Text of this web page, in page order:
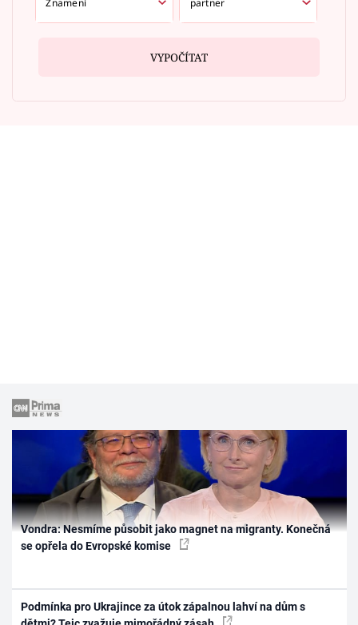
VYPOČÍTAT
Vondra: Nesmíme působit jako magnet na migranty. Konečná
se opřela do Evropské komise
Podmínka pro Ukrajince za útok zápalnou lahví na dům s